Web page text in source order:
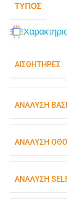
ΤΎΠΟΣ
ΑΙΣΘΗΤΉΡΕΣ
ΑΝΆΛΥΣΗ
ΑΝΆΛΥΣΗ
ΑΝΆΛΥΣΗ